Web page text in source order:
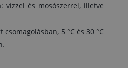
vízzel és mosószerrel, illetve
5 °C és 30 °C